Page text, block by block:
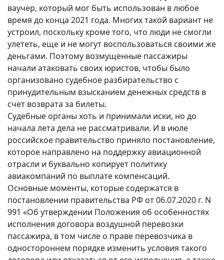
ваучер, который мог быть использован в любое
время до конца 2021 года. Многих такой вариант не
устроил, поскольку кроме того, что люди не смогли
улететь, еще и не могут воспользоваться своими же
деньгами. Поэтому возмущенные пассажиры
начали атаковать своих юристов, чтобы было
организовано судебное разбирательство с
принудительным взысканием денежных средств в
счет возврата за билеты.
Судебные органы хоть и принимали иски, но до
начала лета дела не рассматривали. И в июле
российское правительство приняло постановление,
которое направлено на поддержку авиационной
отрасли и буквально копирует политику
авиакомпаний по выплате компенсаций.
Основные моменты, которые содержатся в
постановлении правительства РФ от 06.07.2020 г. N
991 «Об утверждении Положения об особенностях
исполнения договора воздушной перевозки
пассажира, в том числе о праве перевозчика в
одностороннем порядке изменить условия такого